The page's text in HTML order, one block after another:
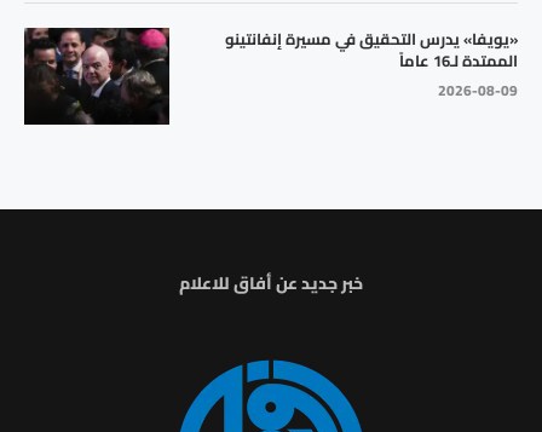
«يويفا» يدرس التحقيق في مسيرة إنفانتينو
الممتدة لـ16 عاماً
2026-08-09
خبر جديد عن أفاق للاعلام